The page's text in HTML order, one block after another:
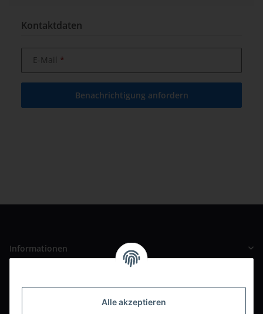
Alle akzeptieren
Kontaktdaten
E-Mail
Benachrichtigung anfordern
Informationen